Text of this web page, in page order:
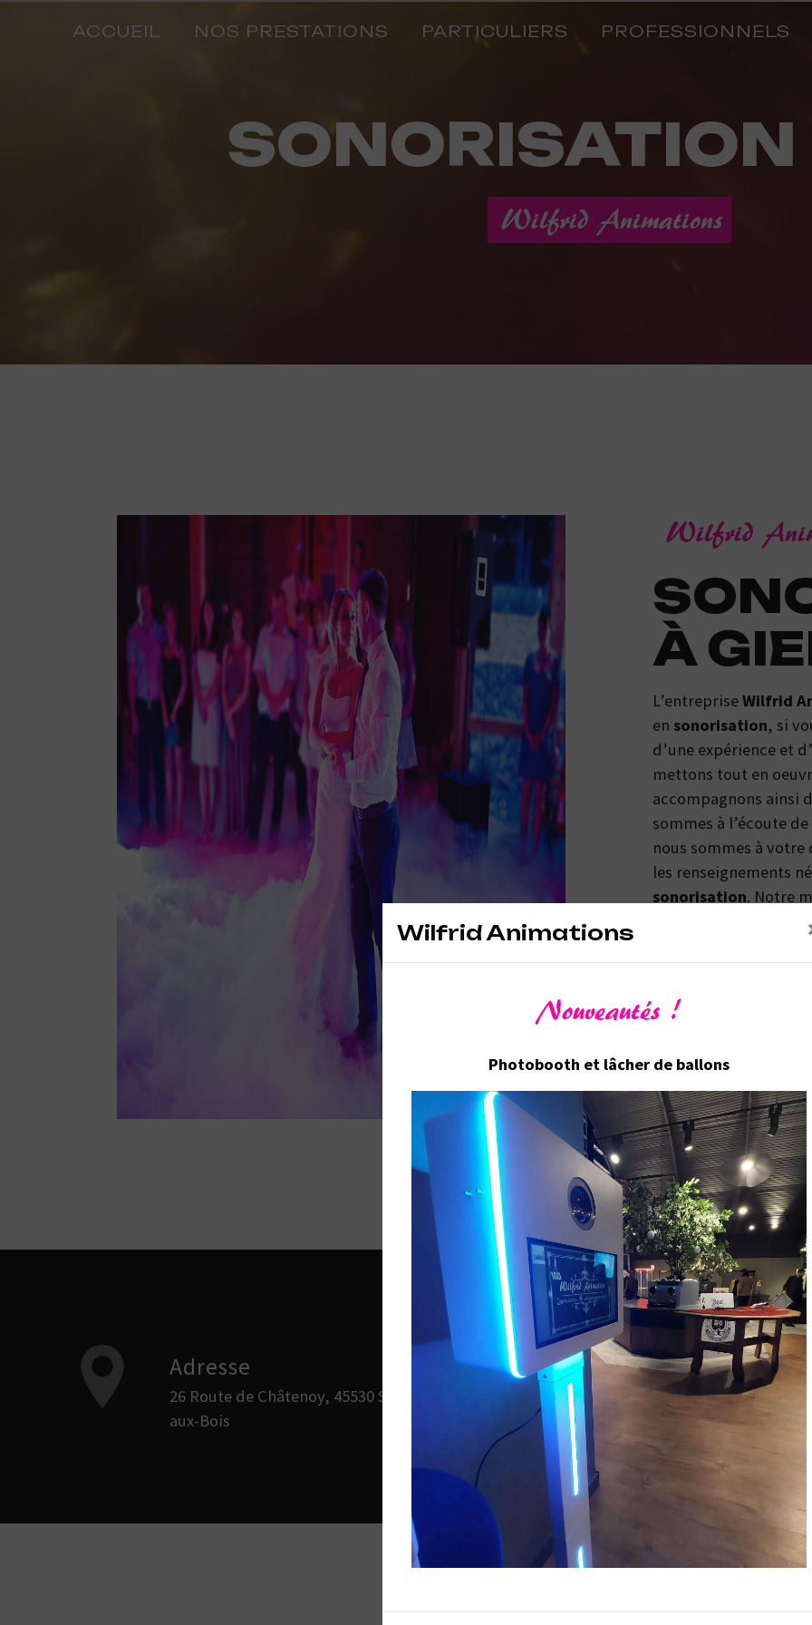
Wilfrid Animations
Nouveautés !
Photobooth et lâcher de ballons
ACCUEIL NOS PRESTATIONS PARTICULIERS PROFESSIONNELS
Wilfrid Animations
Wilfrid
SONORISATION
À
L’entrepriseWilfrid
en sonorisation, si
d’une expérience et
mettons tout en
accompagnons ainsi
sommes à l’écoute
nous sommes à
les renseignements
sonorisation. Notre
le partager avec
réussir. Toute notre
propreté et rigueur.
En savoir plus
Adresse
26 Route de Châtenoy, 45530 Sury-
aux-Bois
Téléphone
06 74 14 59 01